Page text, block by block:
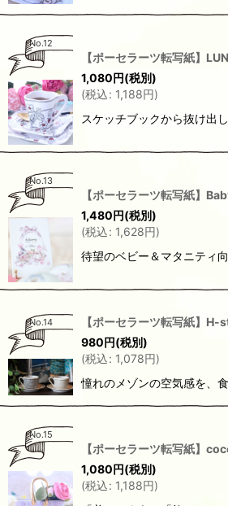
No.12
【ポーセラーツ転写紙】
1,080円(税別)
(税込: 1,188円)
スケッチブックから抜け出
No.13
【ポーセラーツ転写紙】
1,480円(税別)
(税込: 1,628円)
待望のベビー＆マタニティ
No.14
【ポーセラーツ転写紙】
980円(税別)
(税込: 1,078円)
憧れのメゾンの空気感を、
No.15
【ポーセラーツ転写紙】
1,080円(税別)
(税込: 1,188円)